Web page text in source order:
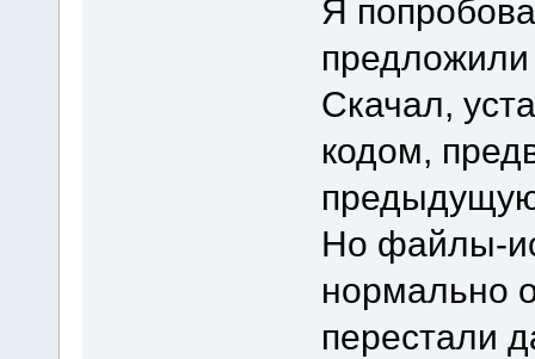
Я
предложили
Скачал,
кодом,
Но файлы-
нормально
перестали